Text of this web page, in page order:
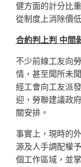
健方面的計分比
從制度上消除價
合約判上判 中間
不少前線工友向
情，甚至聞所未
經工會向工友派
迎，勞聯建議政
關安排。
事實上，現時的
源及人手調配權
個工作區域，並